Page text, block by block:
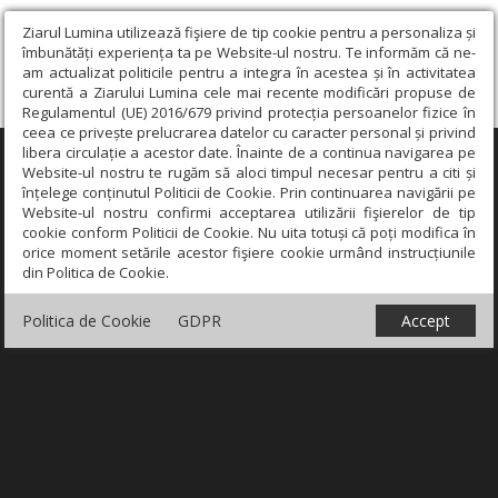
Ziarul Lumina utilizează fişiere de tip cookie pentru a personaliza și
îmbunătăți experiența ta pe Website-ul nostru. Te informăm că ne-
am actualizat politicile pentru a integra în acestea și în activitatea
curentă a Ziarului Lumina cele mai recente modificări propuse de
Regulamentul (UE) 2016/679 privind protecția persoanelor fizice în
ceea ce privește prelucrarea datelor cu caracter personal și privind
libera circulație a acestor date. Înainte de a continua navigarea pe
Website-ul nostru te rugăm să aloci timpul necesar pentru a citi și
înțelege conținutul Politicii de Cookie. Prin continuarea navigării pe
Website-ul nostru confirmi acceptarea utilizării fişierelor de tip
cookie conform Politicii de Cookie. Nu uita totuși că poți modifica în
orice moment setările acestor fişiere cookie urmând instrucțiunile
din Politica de Cookie.
Politica de Cookie GDPR Accept
×